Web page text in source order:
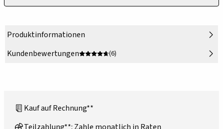
Produktinformationen
Kundenbewertungen
(6)
Kauf auf Rechnung**